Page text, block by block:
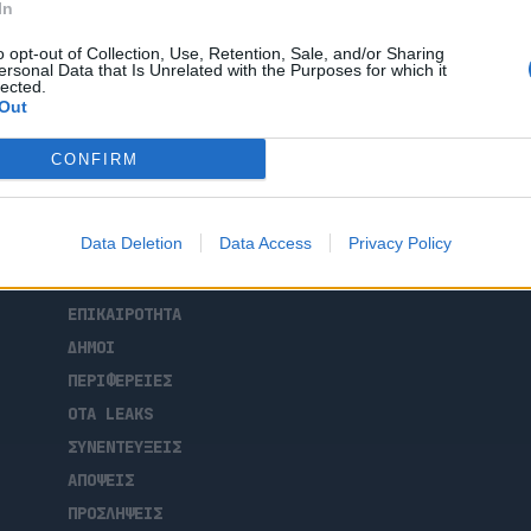
opt-out of Collection, Use, Retention, Sale, and/or Sharing
Data that Is Unrelated with the Purposes for which it
CONFIRM
Data Deletion Data Access Privacy Policy
και μεθοδικά για την αντιμετώπιση του
Καπανδριτίου, θέτοντας ως
και εκπαιδευτικών. Στις 18
της Τεχνικής Υπηρεσίας,
κτιρίου απαιτεί […]
ΑΡΧΙΚΗ
ΕΠΙΚΑΙΡΟΤΗΤΑ
ΔΗΜΟΙ
ΠΕΡΙΦΕΡΕΙΕΣ
OTA LEAKS
ΣΥΝΕΝΤΕΥΞΕΙΣ
ΑΠΟΨΕΙΣ
ΠΡΟΣΛΗΨΕΙΣ